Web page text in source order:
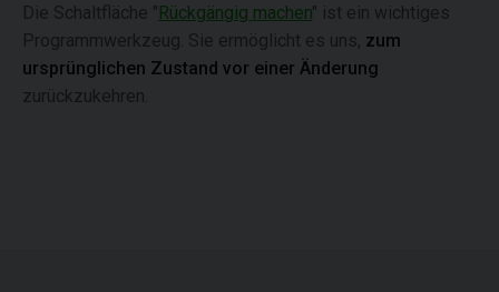
Die Schaltfläche "Rückgängig machen" ist ein wichtiges
Programmwerkzeug. Sie ermöglicht es uns, zum
ursprünglichen Zustand vor einer Änderung
zurückzukehren.